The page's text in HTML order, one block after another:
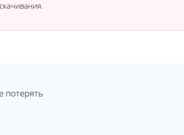
потерять